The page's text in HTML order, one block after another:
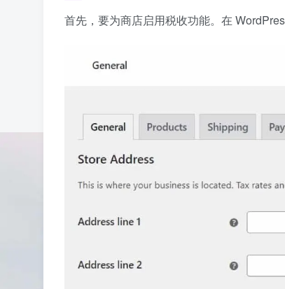
首先，要为商店启用税收功能。在